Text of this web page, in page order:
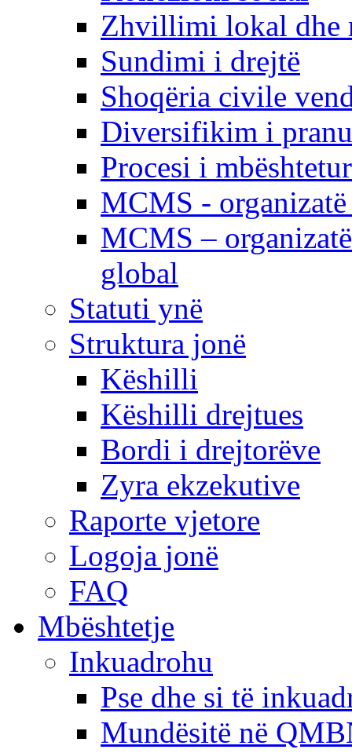
Zhvillimi lokal dhe
Sundimi i drejtë
Shoqëria civile
Diversifikim i
Procesi i
MCMS -
MCMS –
global
Statuti ynë
Struktura jonë
Këshilli
Këshilli drejtues
Bordi i drejtorëve
Zyra ekzekutive
Raporte vjetore
Logoja jonë
FAQ
Mbështetje
Inkuadrohu
Pse dhe si të
Mundësitë në